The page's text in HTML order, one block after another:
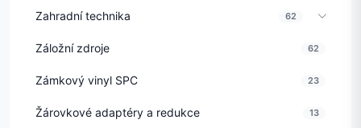
Zahradní technika 62
Záložní zdroje 62
Zámkový vinyl SPC 23
Žárovkové adaptéry a redukce 13